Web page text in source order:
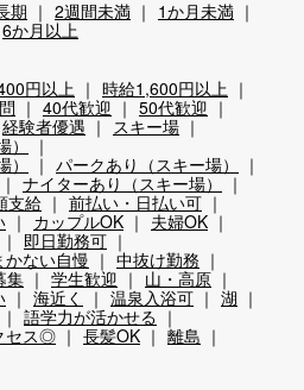
期 2週間未満
1か月未満
6か月以上
円以上
時給1,600円以上
40代歓迎
50代歓迎
経験者優遇
スキー場
パークあり（スキー場）
ナイターあり（スキー場）
支給
前払い・日払い可
カップルOK
夫婦OK
即日勤務可
かない自慢
中抜け勤務
集 学生歓迎
山・高原
海近く 温泉入浴可
湖
語学力が活かせる
セス◎ 長髪OK
離島